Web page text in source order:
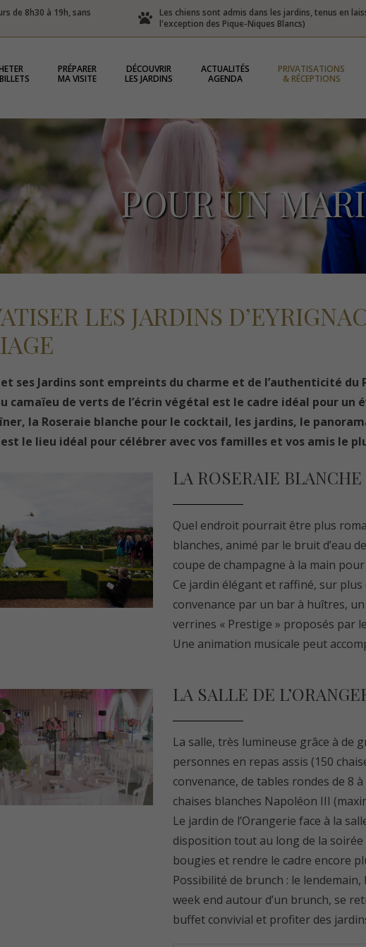
de 8h30 à 19h, sans
Les chiens sont admis dans les jardins, tenus en
l'exception des Pique-Niques Blancs)
PRÉPARER
MA VISITE
DÉCOUVRIR
LES JARDINS
ACTUALITÉS
AGENDA
PRIVATISATIONS
& RÉCEPTIONS
POUR UN
LES JARDINS
ses Jardins sont empreints du charme et de l’authenticité
camaïeu de verts de l’écrin végétal est le cadre idéal pour un
la Roseraie blanche pour le cocktail, les jardins, le
le lieu idéal pour célébrer avec vos familles et vos amis le
LA ROSERAIE
Quel endroit pourrait être plus
blanches, animé par le bruit d’eau
coupe de champagne à la main
Ce jardin élégant et raffiné, sur plus
convenance par un bar à huîtres,
verrines « Prestige » proposés par
Une animation musicale peut
LA SALLE DE
La salle, très lumineuse grâce à de
personnes en repas assis (150
convenance, de tables rondes de 8
chaises blanches Napoléon III
Le jardin de l’Orangerie face à la
disposition tout au long de la
bougies et rendre le cadre encore
Possibilité de brunch : le
week end autour d’un brunch, se
buffet convivial et profiter des